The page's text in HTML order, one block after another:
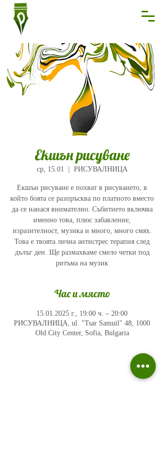
Екшън рисуване
ср, 15.01 РИСУВАЛНИЦА
Екшън рисуване е похват в рисуването, в
който боята се разпръсква по платното вместо
да се нанася внимателно. Събитието включва
именно това, плюс забавление,
изразителност, музика и много, много смях.
Това е твоята лична антистрес терапия след
дълъг ден. Ще размахваме смело четки под
ритъма на музик
Час и място
15.01.2025 г., 19:00 ч. – 20:00
РИСУВАЛНИЦА, ul. "Tsar Samuil" 48, 1000
Old City Center, Sofia, Bulgaria